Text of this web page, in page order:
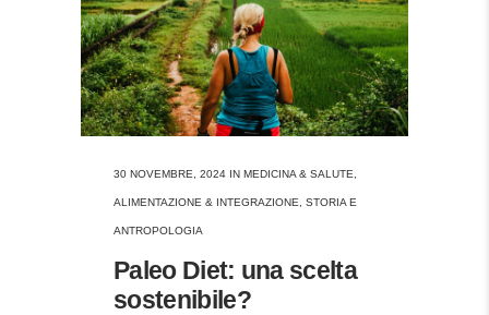
30 NOVEMBRE, 2024 IN MEDICINA & SALUTE
ALIMENTAZIONE & INTEGRAZIONE STORIA E
ANTROPOLOGIA
Paleo Diet: una scelta
sostenibile?